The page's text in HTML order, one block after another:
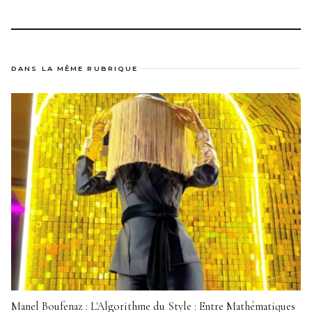
DANS LA MÊME RUBRIQUE
Manel Boufenaz : L'Algorithme du Style : Entre Mathématiques